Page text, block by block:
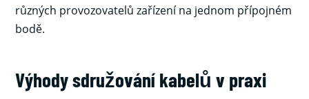
různých provozovatelů zařízení na jednom přípojném
bodě.
Výhody sdružování kabelů v praxi